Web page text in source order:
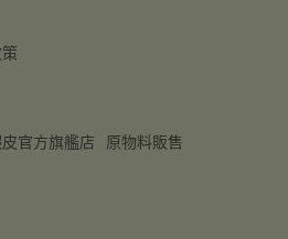
官方旗艦店 原物料販售